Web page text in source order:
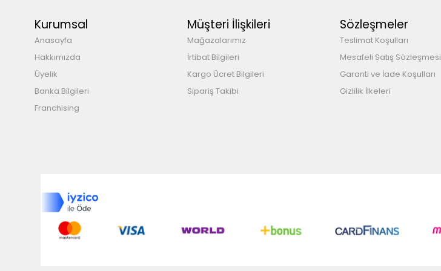
Kurumsal
Anasayfa
Hakkımızda
Üyelik
Banka Bilgileri
Franchising
Müşteri İlişkileri
Mağazalarımız
İrtibat Bilgileri
Kargo Ücret Bilgileri
Sipariş Takibi
Sözleşmeler
Teslimat Koşulları
Mesafeli Satış Sözleşmesi
Garanti ve İade Koşulları
Gizlilik İlkeleri